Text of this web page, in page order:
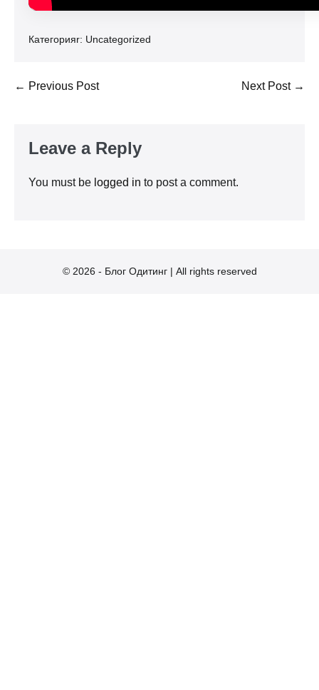
Категорияr: Uncategorized
Post
← Previous Post Next Post →
Leave a Reply
You must be logged in to post a comment.
© 2026 - Блог Одитинг | All rights reserved